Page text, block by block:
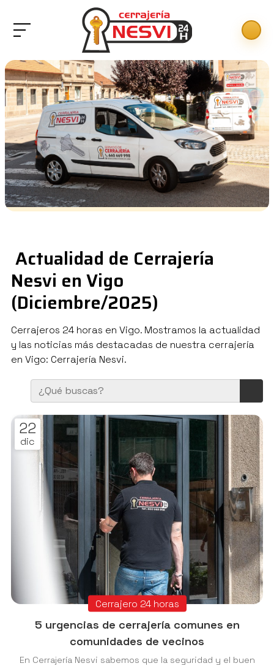
Actualidad de Cerrajería
Nesvi en Vigo
(Diciembre/2025)
Cerrajeros 24 horas en Vigo. Mostramos la actualidad
y las noticias más destacadas de nuestra cerrajería
en Vigo: Cerrajería Nesvi.
22
dic
5 urgencias de cerrajería comunes en
comunidades de vecinos
Cerrajero 24 horas
En Cerrajería Nesvi sabemos que la seguridad y el buen